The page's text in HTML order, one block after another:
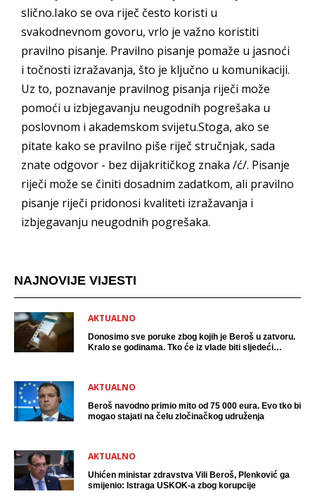
slično.Iako se ova riječ često koristi u
svakodnevnom govoru, vrlo je važno koristiti
pravilno pisanje. Pravilno pisanje pomaže u jasnoći
i točnosti izražavanja, što je ključno u komunikaciji.
Uz to, poznavanje pravilnog pisanja riječi može
pomoći u izbjegavanju neugodnih pogrešaka u
poslovnom i akademskom svijetu.Stoga, ako se
pitate kako se pravilno piše riječ stručnjak, sada
znate odgovor - bez dijakritičkog znaka /ć/. Pisanje
riječi može se činiti dosadnim zadatkom, ali pravilno
pisanje riječi pridonosi kvaliteti izražavanja i
izbjegavanju neugodnih pogrešaka.
NAJNOVIJE VIJESTI
AKTUALNO
Donosimo sve poruke zbog kojih je Beroš u zatvoru.
Kralo se godinama. Tko će iz vlade biti sljedeći
AKTUALNO
Beroš navodno primio mito od 75 000 eura. Evo tko bi
mogao stajati na čelu zločinačkog udruženja
AKTUALNO
Uhićen ministar zdravstva Vili Beroš, Plenković ga
smijenio: Istraga USKOK-a zbog korupcije